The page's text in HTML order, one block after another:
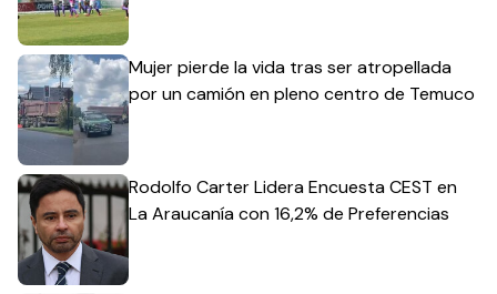
Mujer pierde la vida tras ser atropellada
por un camión en pleno centro de Temuco
Rodolfo Carter Lidera Encuesta CEST en
La Araucanía con 16,2% de Preferencias